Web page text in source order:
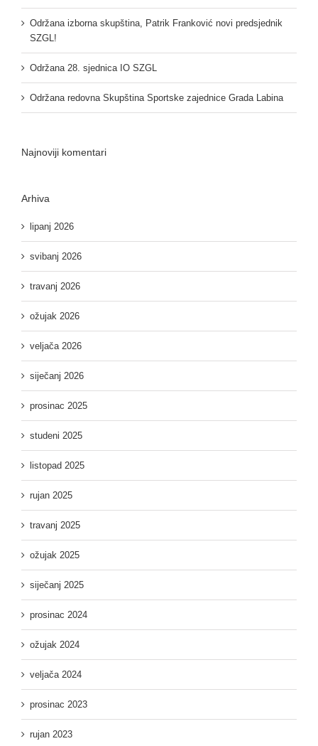
Održana izborna skupština, Patrik Franković novi predsjednik
SZGL!
Održana 28. sjednica IO SZGL
Održana redovna Skupština Sportske zajednice Grada Labina
Najnoviji komentari
Arhiva
lipanj 2026
svibanj 2026
travanj 2026
ožujak 2026
veljača 2026
siječanj 2026
prosinac 2025
studeni 2025
listopad 2025
rujan 2025
travanj 2025
ožujak 2025
siječanj 2025
prosinac 2024
ožujak 2024
veljača 2024
prosinac 2023
rujan 2023